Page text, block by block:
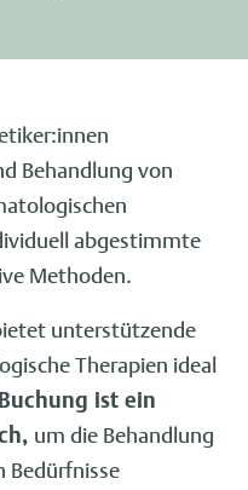
Behandlung von
abgestimmte
Methoden.
unterstützende
Therapien ideal
ist ein
um die Behandlung
Bedürfnisse